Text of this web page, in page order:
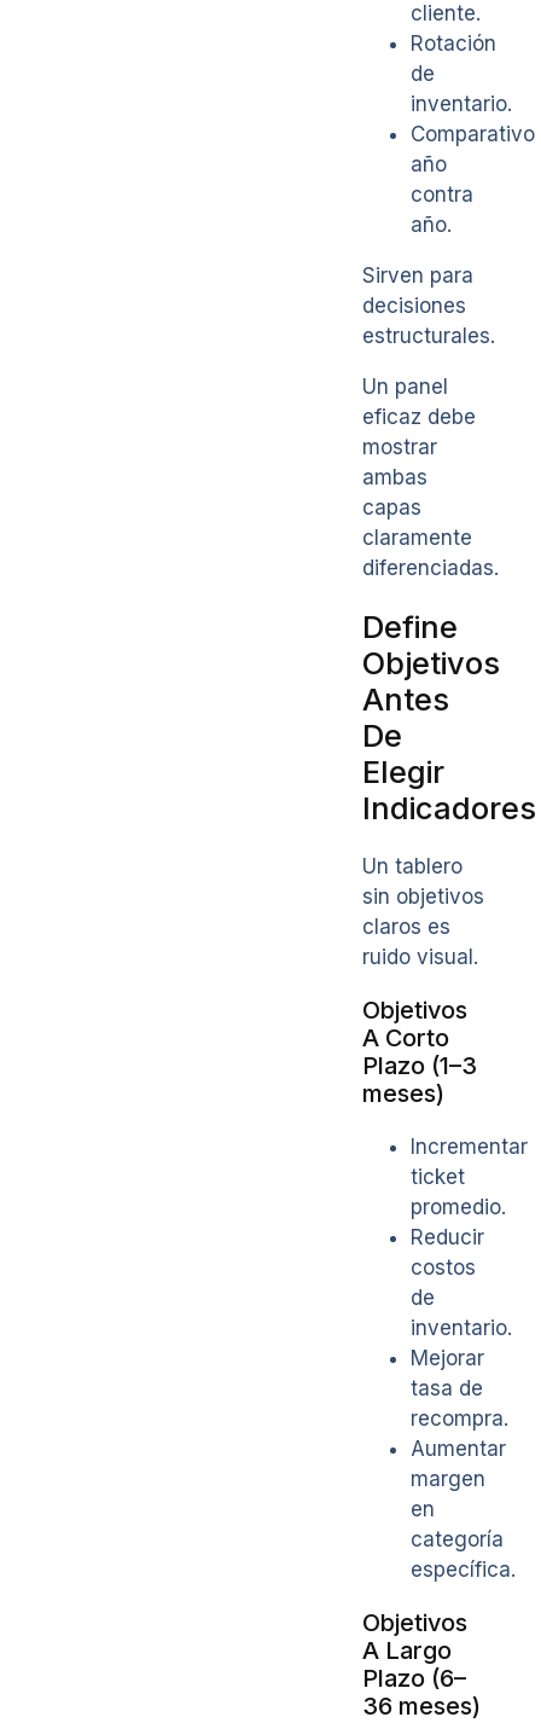
cliente.
Rotación
de
inventario.
Comparativo
año
contra
año.
Sirven para
decisiones
estructurales.
Un panel
eficaz debe
mostrar
ambas
capas
claramente
diferenciadas.
Define
Objetivos
Antes
De
Elegir
Indicadores
Un tablero
sin objetivos
claros es
ruido visual.
Objetivos
A Corto
Plazo (1–3
meses)
Incrementar
ticket
promedio.
Reducir
costos
de
inventario.
Mejorar
tasa de
recompra.
Aumentar
margen
en
categoría
específica.
Objetivos
A Largo
Plazo (6–
36 meses)